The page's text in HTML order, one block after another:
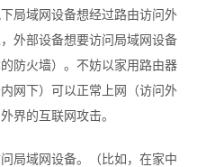
局域网设备想经过路由访问外
外部设备想要访问局域网设备
防火墙）。不妨以家用路由器
网下）可以正常上网（访问外
界的互联网攻击。
局域网设备。（比如，在家中